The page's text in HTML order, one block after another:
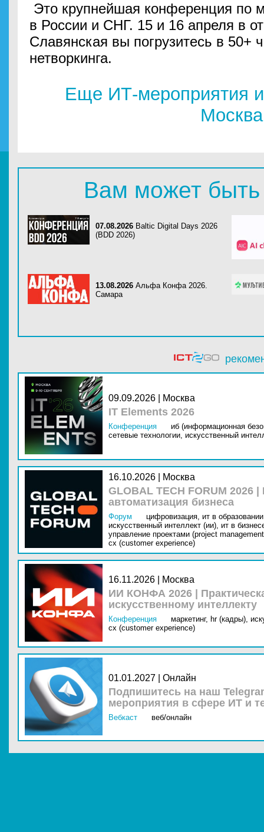
Это крупнейшая конференция по
в России и СНГ. 15 и 16 апреля в
Славянская вы погрузитесь в 50+
нетворкинга.
Еще ИТ-мероприятия
Москва
Вам может быть
07.08.2026 Baltic Digital Days 2026
(BDD 2026)
13.08.2026 Альфа Конфа 2026.
Самара
09.09.2026 | Москва
IT Elements 2026
Конференция
иб (информационная
сетевые технологии, искусственный
16.10.2026 | Москва
GLOBAL TECH FORUM
автоматизация бизнеса
Форум цифровизация, ит в
искусственный интеллект (ии), ит в
управление проектами (project
cx (customer experience)
16.11.2026 | Москва
ИИ КОНФА 2026 |
искусственному интеллекту
Конференция маркетинг, hr (кадры),
cx (customer experience)
01.01.2027 | Онлайн
Подпишитесь на наш
мероприятия в сфере ИТ и
Вебкаст веб/онлайн